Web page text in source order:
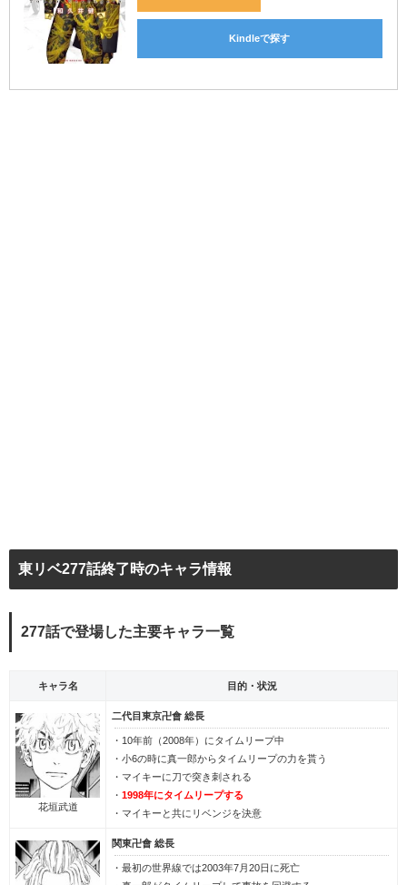
Kindle
東リベ277話終了時のキャラ情報
277話で登場した主要キャラ一覧
キャラ名 目的・状況
花垣武道
二代目東京卍會 総長
・10年前（2008年）にタイムリープ中
・小6の時に真一郎からタイムリープの力を貰う
・マイキーに刀で突き刺される
・ 1998年にタイムリープする
・マイキーと共にリベンジを決意
関東卍會 総長
・最初の世界線では2003年7月20日に死亡